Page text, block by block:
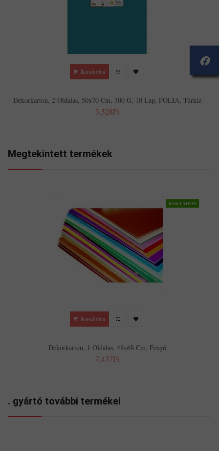
Kosárba
Dekorkarton, 2 Oldalas, 50x70 Cm, 300 G, 10 Lap, FOLIA, Türkiz
3,528Ft
Megtekintett termékek
RAKTÁRON
Kosárba
Dekorkarton, 1 Oldalas, 48x68 Cm, Fenyő
7,437Ft
. gyártó további termékei